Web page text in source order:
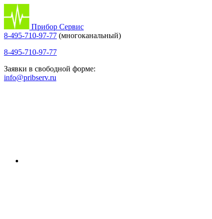
Прибор Сервис
8-495-710-97-77 (многоканальный)
8-495-710-97-77
Заявки в свободной форме:
info@pribserv.ru